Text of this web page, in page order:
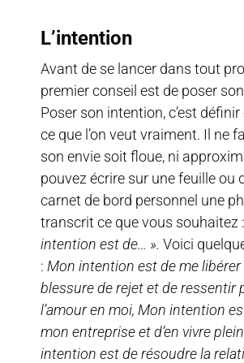
L’intention
Avant de se lancer dans tout
premier conseil est de poser
Poser son intention, c’est
ce que l’on veut vraiment. Il ne
son envie soit floue, ni
pouvez écrire sur une feuille ou
carnet de bord personnel une
transcrit ce que vous souhaitez
intention est de… ». Voici
: Mon intention est de me libérer
blessure de rejet et de ressentir
l’amour en moi, Mon intention
mon entreprise et d’en vivre
intention est de résoudre la